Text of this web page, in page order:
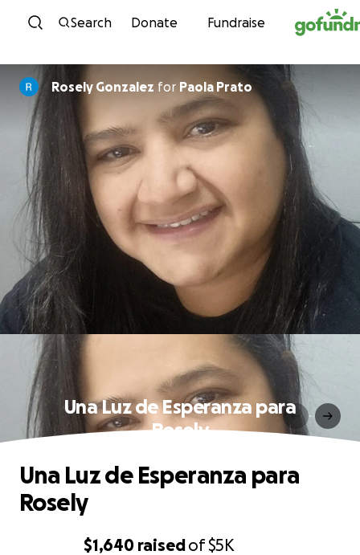
Skip to content
Search Donate Fundraise
Rosely Gonzalez for Paola Prato
Una Luz de Esperanza para
Rosely
$1,640 raisedof$5K
Una Luz de Esperanza para
Rosely